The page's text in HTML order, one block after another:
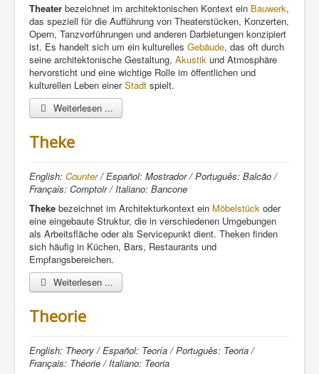
Theater bezeichnet im architektonischen Kontext ein Bauwerk,
das speziell für die Aufführung von Theaterstücken, Konzerten,
Opern, Tanzvorführungen und anderen Darbietungen konzipiert
ist. Es handelt sich um ein kulturelles Gebäude, das oft durch
seine architektonische Gestaltung, Akustik und Atmosphäre
hervorsticht und eine wichtige Rolle im öffentlichen und
kulturellen Leben einerStadt spielt.
Weiterlesen ...
Theke
English: Counter/ Español: Mostrador / Português: Balcão /
Français: Comptoir / Italiano: Bancone
Theke bezeichnet im Architekturkontext ein Möbelstück oder
eine eingebaute Struktur, die in verschiedenen Umgebungen
als Arbeitsfläche oder als Servicepunkt dient. Theken finden
sich häufig in Küchen, Bars, Restaurants und
Empfangsbereichen.
Weiterlesen ...
Theorie
English: Theory / Español: Teoría / Português: Teoria /
Français: Théorie / Italiano: Teoria